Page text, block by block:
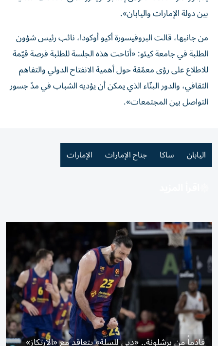
بين دولة الإمارات واليابان».
من جانبها، قالت البروفيسورة أكيو أوكودا، نائب رئيس شؤون
الطلبة في جامعة كيئو: «أتاحت هذه الجلسة للطلبة فرصة قيّمة
للاطلاع على رؤى معمّقة حول أهمية الانفتاح الدولي والتفاهم
الثقافي، والدور البنّاء الذي يمكن أن يؤديه الشباب في مدّ جسور
التواصل بين المجتمعات».
اليابان ساكا جناح الإمارات الإمارات
قادماً من برشلونة.. «دبي للسلة» يتعاقد مع «الارتكاز»